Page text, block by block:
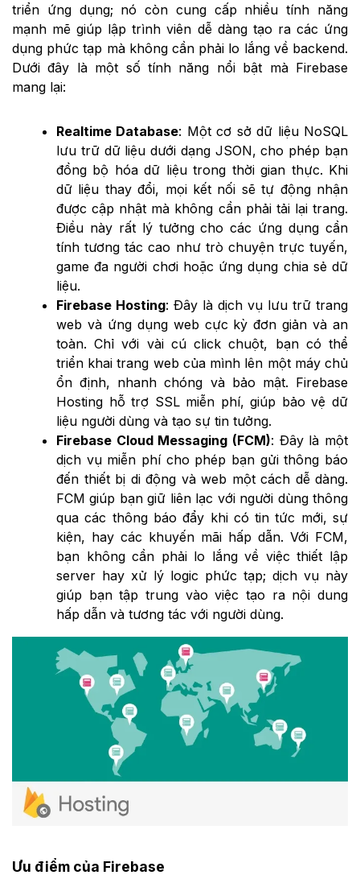
triển ứng dụng; nó còn cung cấp nhiều tính năng
mạnh mẽ giúp lập trình viên dễ dàng tạo ra các ứng
dụng phức tạp mà không cần phải lo lắng về backend.
Dưới đây là một số tính năng nổi bật mà Firebase
mang lại:
Realtime Database: Một cơ sở dữ liệu NoSQL
lưu trữ dữ liệu dưới dạng JSON, cho phép bạn
đồng bộ hóa dữ liệu trong thời gian thực. Khi
dữ liệu thay đổi, mọi kết nối sẽ tự động nhận
được cập nhật mà không cần phải tải lại trang.
Điều này rất lý tưởng cho các ứng dụng cần
tính tương tác cao như trò chuyện trực tuyến,
game đa người chơi hoặc ứng dụng chia sẻ dữ
liệu.
Firebase Hosting: Đây là dịch vụ lưu trữ trang
web và ứng dụng web cực kỳ đơn giản và an
toàn. Chỉ với vài cú click chuột, bạn có thể
triển khai trang web của mình lên một máy chủ
ổn định, nhanh chóng và bảo mật. Firebase
Hosting hỗ trợ SSL miễn phí, giúp bảo vệ dữ
liệu người dùng và tạo sự tin tưởng.
Firebase Cloud Messaging (FCM): Đây là một
dịch vụ miễn phí cho phép bạn gửi thông báo
đến thiết bị di động và web một cách dễ dàng.
FCM giúp bạn giữ liên lạc với người dùng thông
qua các thông báo đẩy khi có tin tức mới, sự
kiện, hay các khuyến mãi hấp dẫn. Với FCM,
bạn không cần phải lo lắng về việc thiết lập
server hay xử lý logic phức tạp; dịch vụ này
giúp bạn tập trung vào việc tạo ra nội dung
hấp dẫn và tương tác với người dùng.
Ưu điểm của Firebase